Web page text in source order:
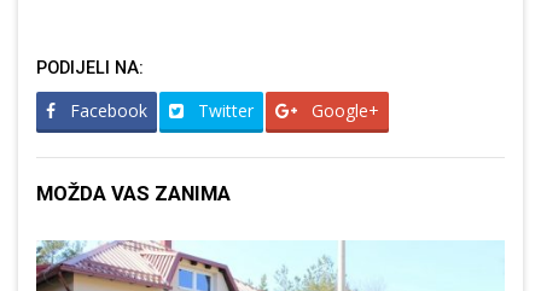
PODIJELI NA:
Facebook Twitter Google+
MOŽDA VAS ZANIMA